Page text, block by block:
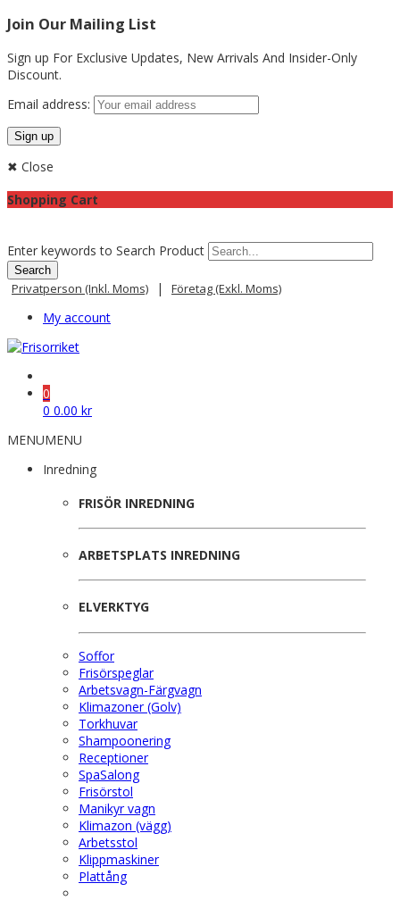
Join Our Mailing List
Sign up For Exclusive Updates, New Arrivals And Insider-Only
Discount.
Email address:
✖ Close
Shopping Cart
Enter keywords to Search Product
Privatperson (inkl. Moms) | Företag (exkl. Moms)
My account
0
0 0.00 kr
MENUMENU
Inredning
FRISÖR INREDNING
ARBETSPLATS INREDNING
ELVERKTYG
Soffor
Frisörspeglar
Arbetsvagn-Färgvagn
Klimazoner (Golv)
Torkhuvar
Shampoonering
Receptioner
SpaSalong
Frisörstol
Manikyr vagn
Klimazon (vägg)
Arbetsstol
Klippmaskiner
Plattång